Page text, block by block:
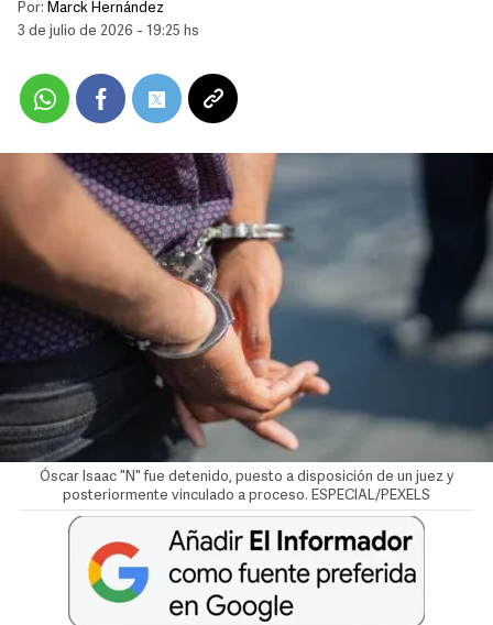
Por: Marck Hernández
3 de julio de 2026 - 19:25 hs
Óscar Isaac "N" fue detenido, puesto a disposición de un juez y
posteriormente vinculado a proceso. ESPECIAL/PEXELS